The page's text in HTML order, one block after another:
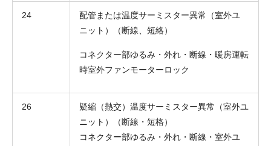
24
配管または温度サーミスター異常（室外ユ
ニット）（断線、短絡）
コネクター部ゆるみ・外れ・断線・暖房運転
時室外ファンモーターロック
26
疑縮（熱交）温度サーミスター異常（室外ユ
ニット）（断線・短格）
コネクター部ゆるみ・外れ・断線・室外ユ
その他
メッセージ